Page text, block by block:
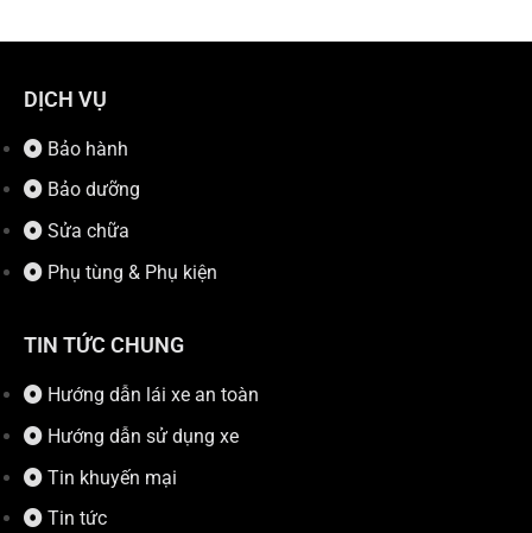
DỊCH VỤ
Bảo hành
Bảo dưỡng
Sửa chữa
Phụ tùng & Phụ kiện
TIN TỨC CHUNG
Hướng dẫn lái xe an toàn
Hướng dẫn sử dụng xe
Tin khuyến mại
Tin tức